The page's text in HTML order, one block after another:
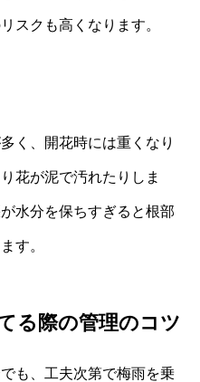
スクも高くなります。
く、開花時には重くなり
花が泥で汚れたりしま
水分を保ちすぎると根部
す。
る際の管理のコツ
も、工夫次第で梅雨を乗